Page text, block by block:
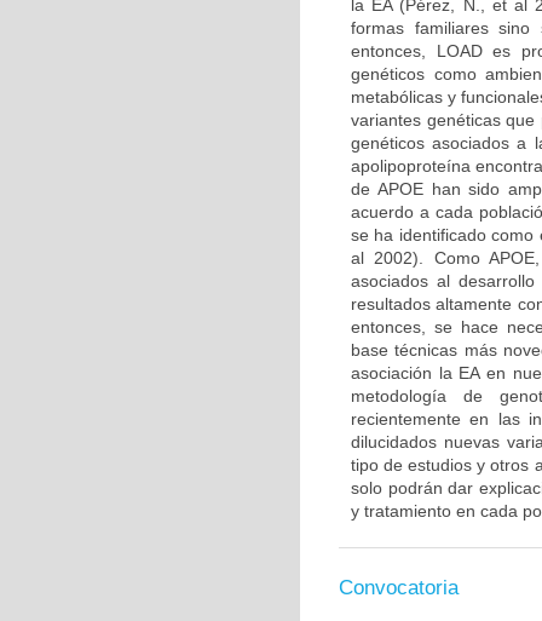
la EA (Pérez, N., et al
formas familiares sino
entonces, LOAD es
genéticos como
metabólicas y
variantes genéticas
genéticos asociados a
apolipoproteína
de APOE han sido
acuerdo a cada
se ha identificado como
al 2002). Como
asociados al
resultados altamente
entonces, se hace
base técnicas más
asociación la EA en
metodología de
recientemente en las
dilucidados nuevas
tipo de estudios y otros
solo podrán dar
y tratamiento en cada
Convocatoria